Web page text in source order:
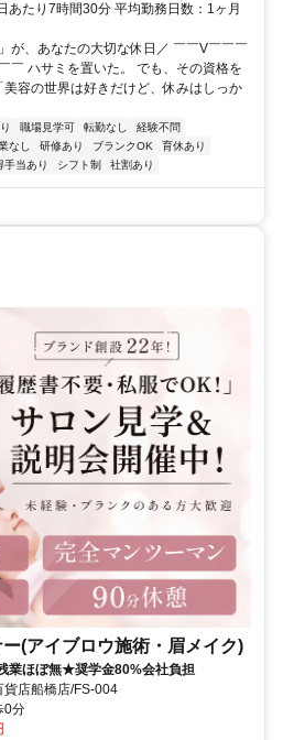
あたり7時間30分 平均勤務日数：1ヶ月
が、あなたの大切な休日／ ￣￣V￣￣￣
￣ ハサミを置いた。 でも、その資格を
容の世界は好きだけど、休みはしっか
職場見学可 転勤なし
経験不問
なし 研修あり ブランクOK
育休あり
手当あり シフト制 社割あり
(アイブロウ施術・眉メイク)
業ほぼ無★奨学金80%会社負担
貨店船橋店/FS-004
0分